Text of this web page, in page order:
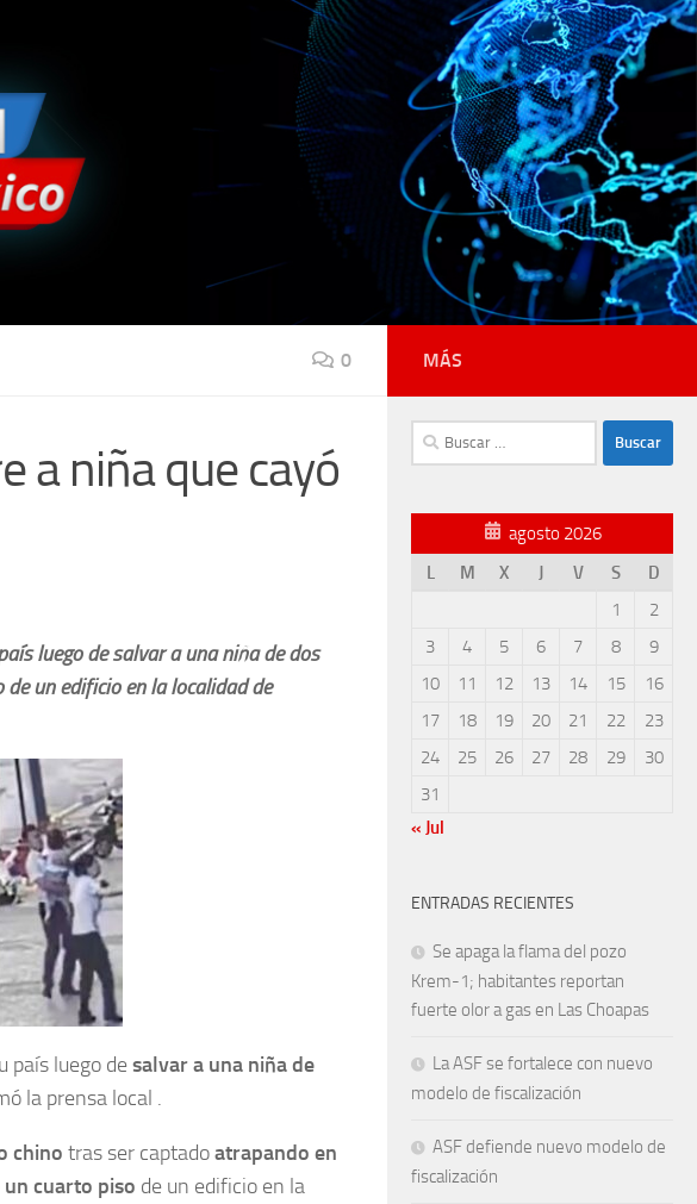
0
a niña que cayó
luego de salvar a una niña de dos
un edificio en la localidad de
país luego desalvar a una niña de
la prensa local .
chino tras ser captadoatrapando en
un cuarto piso de un edificio en la
MÁS
Buscar:
agosto 2026
L
M X J V S
D
1
2
3
4 5 6 7 8
9
10
11 12 13 14 15
16
17
18 19 20 21 22
23
24
25 26 27 28 29
30
31
« Jul
ENTRADAS RECIENTES
Se apaga la flama del pozo
Krem-1; habitantes reportan
fuerte olor a gas en Las Choapas
La ASF se fortalece con nuevo
modelo de fiscalización
ASF defiende nuevo modelo de
fiscalización